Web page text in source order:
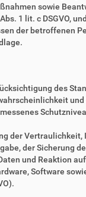
sowie
1 lit. c DSGVO,
der
des
der
der Sicherung
und Reaktion
Software